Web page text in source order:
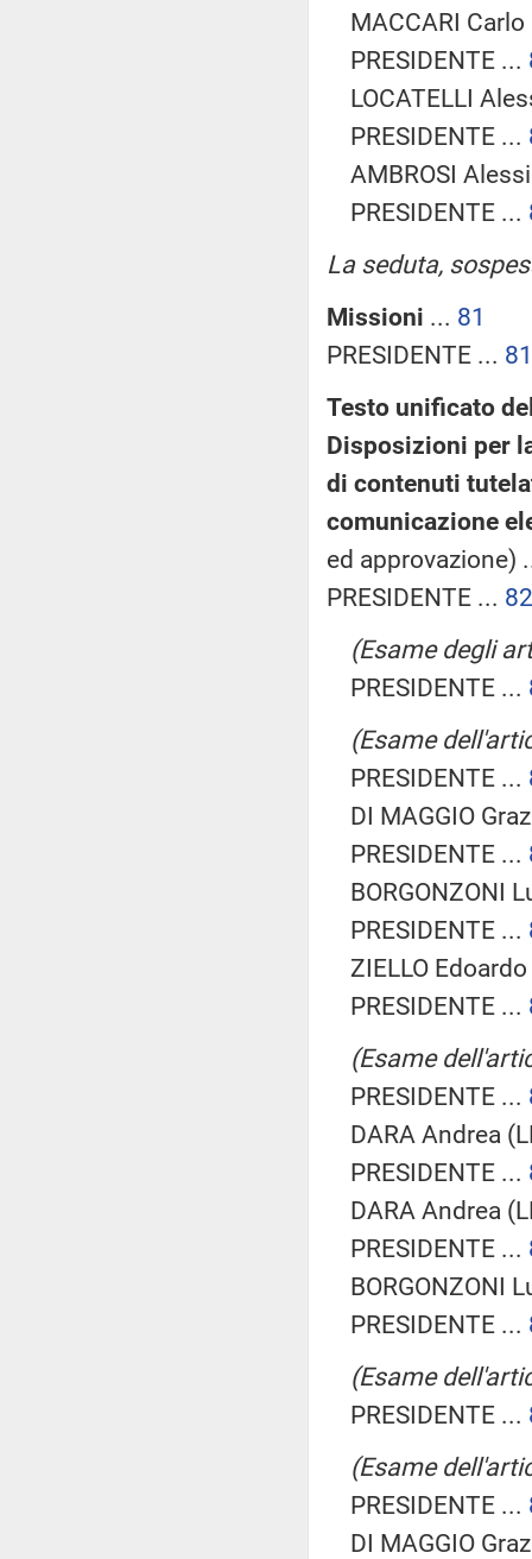
MACCARI
PRESIDENTE ...
LOCATELLI
PRESIDENTE ...
AMBROSI
PRESIDENTE ...
La seduta,
Missioni ... 81
PRESIDENTE ... 81
Testo unificato
Disposizioni per
di contenuti
comunicazione
ed approvazione)
PRESIDENTE ... 82
(Esame degli
PRESIDENTE ...
(Esame
PRESIDENTE ...
DI MAGGIO
PRESIDENTE ...
BORGONZONI
PRESIDENTE ...
ZIELLO
PRESIDENTE ...
(Esame
PRESIDENTE ...
DARA Andrea
PRESIDENTE ...
DARA Andrea
PRESIDENTE ...
BORGONZONI
PRESIDENTE ...
(Esame
PRESIDENTE ...
(Esame
PRESIDENTE ...
DI MAGGIO